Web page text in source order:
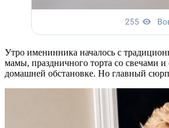
Утро именинника началось с
мамы, праздничного торта со свечами
домашней обстановке. Но главный